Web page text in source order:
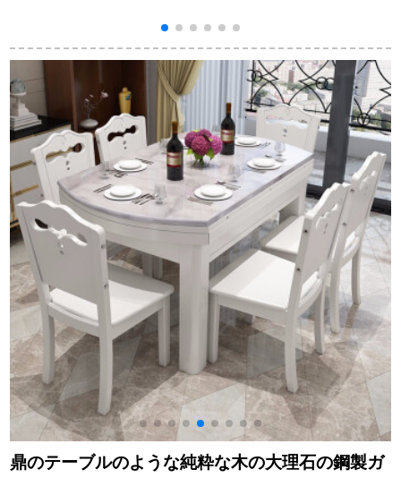
椅子長方形全純木テ
ンプ方テーブル松木
一テーブル4つのテー
ブル松木清漆原木色
【テーブル4つの椅
子】
ダシンプ長方形の純
木食テーブル創意カ
スタマイズレストラ
ン家具811食卓（前渡
金、後金付出荷）1.4
m
ブル純木テーブルレ
ストラン家具北欧テ
ーブルセットテーブ
ル【回転台付き】＋
食事椅子*6 1.35メー
トル
鼎のテーブルのような純粋な木の大理石の鋼製ガ